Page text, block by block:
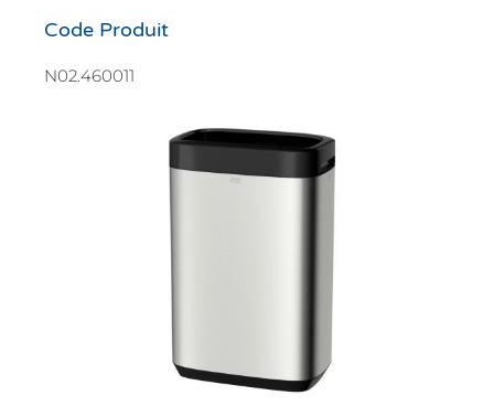
Code Produit
N02.460011